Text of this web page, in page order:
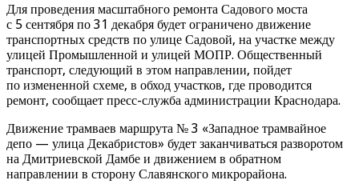
Для проведения масштабного ремонта Садового моста
с 5 сентября по 31 декабря будет ограничено движение
транспортных средств по улице Садовой, на участке между
улицей Промышленной и улицей МОПР. Общественный
транспорт, следующий в этом направлении, пойдет
по измененной схеме, в обход участков, где проводится
ремонт, сообщает пресс-служба администрации Краснодара.
Движение трамваев маршрута № 3 «Западное трамвайное
депо — улица Декабристов» будет заканчиваться разворотом
на Дмитриевской Дамбе и движением в обратном
направлении в сторону Славянского микрорайона.